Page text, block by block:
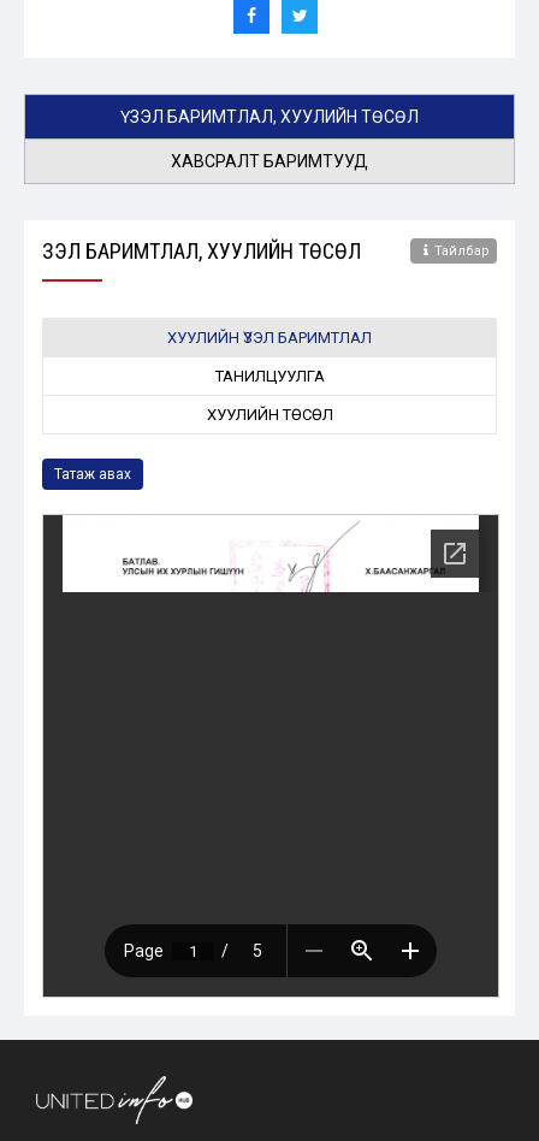
ҮЗЭЛ БАРИМТЛАЛ, ХУУЛИЙН ТӨСӨЛ
ХАВСРАЛТ БАРИМТУУД
ҮЗЭЛ БАРИМТЛАЛ, ХУУЛИЙН ТӨСӨЛ Тайлбар
ХУУЛИЙН ҮЗЭЛ БАРИМТЛАЛ
ТАНИЛЦУУЛГА
ХУУЛИЙН ТӨСӨЛ
Татаж авах